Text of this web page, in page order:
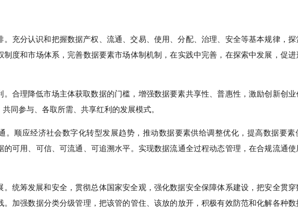
充分认识和把握数据产权、流通、交易、使用、分配、治理、安全等基本规律，探
度和市场体系，完善数据要素市场体制机制，在实践中完善，在探索中发展，促进
合理降低市场主体获取数据的门槛，增强数据要素共享性、普惠性，激励创新创业
同参与、各取所需、共享红利的发展模式。
顺应经济社会数字化转型发展趋势，推动数据要素供给调整优化，提高数据要素
可用、可信、可流通、可追溯水平。实现数据流通全过程动态管理，在合规流通
统筹发展和安全，贯彻总体国家安全观，强化数据安全保障体系建设，把安全贯穿
加强数据分类分级管理，把该管的管住、该放的放开，积极有效防范和化解各种